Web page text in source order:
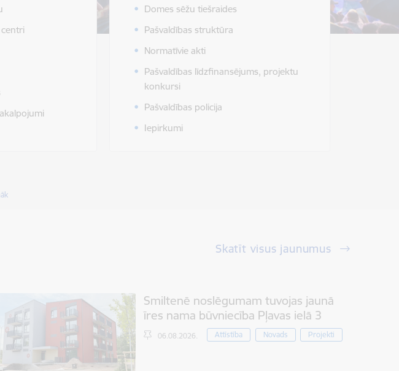
Domes sēžu tiešraides
Pašvaldības struktūra
Normatīvie akti
Pašvaldības līdzfinansējums, projektu
konkursi
Pašvaldības policija
Iepirkumi
Skatīt visus jaunumus
Smiltenē noslēgumam tuvojas jaunā
īres nama būvniecība Pļavas ielā 3
06.08.2026. Attīstība Novads Projekti